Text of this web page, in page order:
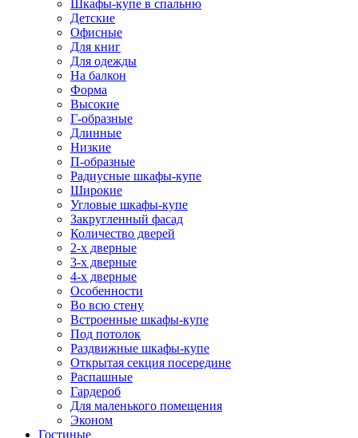
Шкафы-купе в спальню
Детские
Офисные
Для книг
Для одежды
На балкон
Форма
Высокие
Г-образные
Длинные
Низкие
П-образные
Радиусные шкафы-купе
Широкие
Угловые шкафы-купе
Закругленный фасад
Количество дверей
2-х дверные
3-х дверные
4-х дверные
Особенности
Во всю стену
Встроенные шкафы-купе
Под потолок
Раздвижные шкафы-купе
Открытая секция посередине
Распашные
Гардероб
Для маленького помещения
Эконом
Гостиные